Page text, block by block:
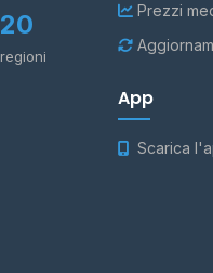
20
regioni
Prezzi
App
Scarica